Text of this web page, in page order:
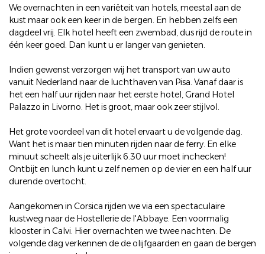
We overnachten in een variëteit van hotels, meestal aan de
kust maar ook een keer in de bergen. En hebben zelfs een
dagdeel vrij. Elk hotel heeft een zwembad, dus rijd de route in
één keer goed. Dan kunt u er langer van genieten.
Indien gewenst verzorgen wij het transport van uw auto
vanuit Nederland naar de luchthaven van Pisa. Vanaf daar is
het een half uur rijden naar het eerste hotel, Grand Hotel
Palazzo in Livorno. Het is groot, maar ook zeer stijlvol.
Het grote voordeel van dit hotel ervaart u de volgende dag.
Want het is maar tien minuten rijden naar de ferry. En elke
minuut scheelt als je uiterlijk 6.30 uur moet inchecken!
Ontbijt en lunch kunt u zelf nemen op de vier en een half uur
durende overtocht.
Aangekomen in Corsica rijden we via een spectaculaire
kustweg naar de Hostellerie de l'Abbaye. Een voormalig
klooster in Calvi. Hier overnachten we twee nachten. De
volgende dag verkennen de de olijfgaarden en gaan de bergen